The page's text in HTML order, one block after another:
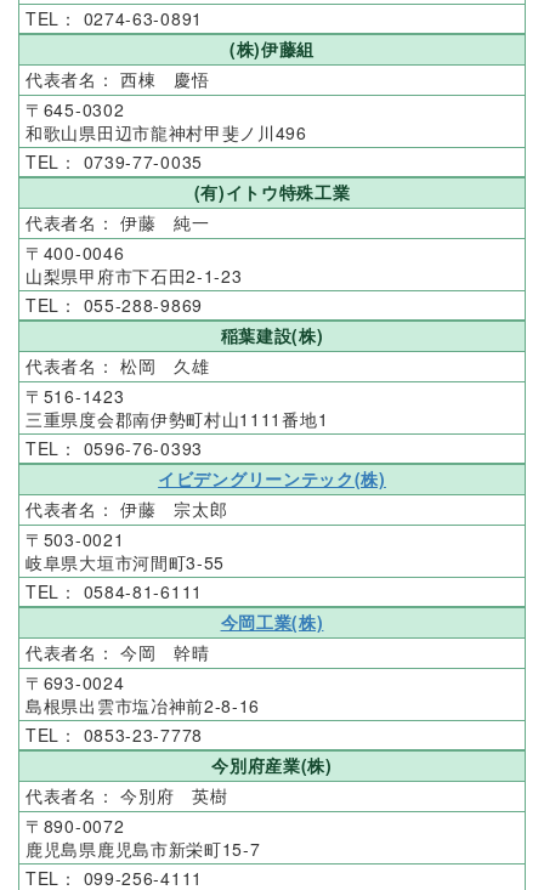
0274-63-0891
(株)伊藤組
西棟 慶悟
645-0302
和歌山県田辺市龍神村甲斐ノ川496
0739-77-0035
(有)イトウ特殊工業
伊藤 純一
400-0046
山梨県甲府市下石田2-1-23
055-288-9869
稲葉建設(株)
松岡 久雄
516-1423
三重県度会郡南伊勢町村山1111番地1
0596-76-0393
イビデングリーンテック(株)
伊藤 宗太郎
503-0021
岐阜県大垣市河間町3-55
0584-81-6111
今岡工業(株)
今岡 幹晴
693-0024
島根県出雲市塩冶神前2-8-16
0853-23-7778
今別府産業(株)
今別府 英樹
890-0072
鹿児島県鹿児島市新栄町15-7
099-256-4111